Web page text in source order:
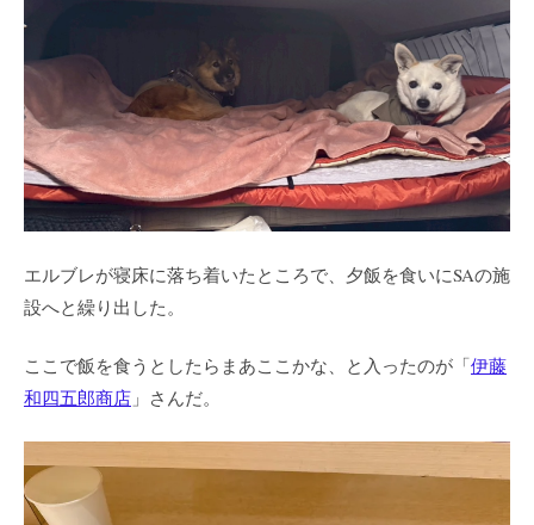
エルブレが寝床に落ち着いたところで、夕飯を食いにSAの施
設へと繰り出した。
ここで飯を食うとしたらまあここかな、と入ったのが「伊藤
和四五郎商店 」さんだ。